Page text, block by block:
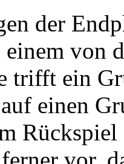
der
von
trifft ein
einen